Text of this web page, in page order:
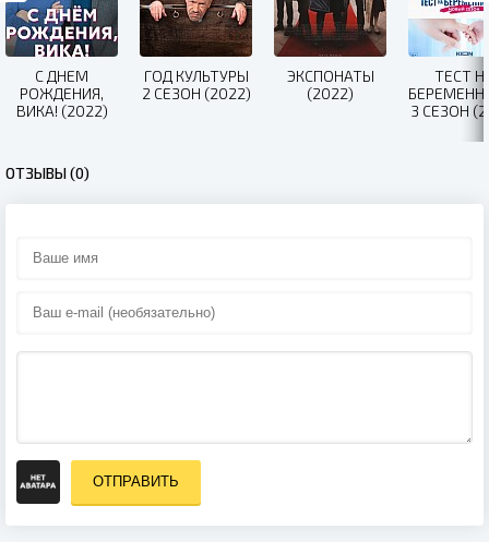
С ДНЕМ
РОЖДЕНИЯ,
ВИКА! (2022)
ГОД КУЛЬТУРЫ
2 СЕЗОН (2022)
ЭКСПОНАТЫ
(2022)
ТЕСТ
3 СЕЗОН
ОТЗЫВЫ (0)
ОТПРАВИТЬ